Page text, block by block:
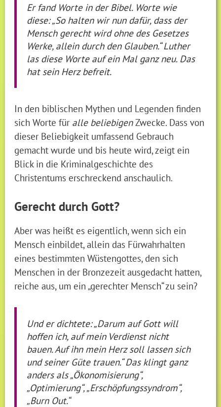
Er fand Worte in der Bibel. Worte wie
diese: „So halten wir nun dafür, dass der
Mensch gerecht wird ohne des Gesetzes
Werke, allein durch den Glauben.“ Luther
las diese Worte auf ein Mal ganz neu. Das
hat sein Herz befreit.
In den biblischen Mythen und Legenden finden
sich Worte für alle beliebigenZwecke. Dass von
dieser Beliebigkeit umfassend Gebrauch
gemacht wurde und bis heute wird, zeigt ein
Blick in die Kriminalgeschichte des
Christentums erschreckend anschaulich.
Gerecht durch Gott?
Aber was heißt es eigentlich, wenn sich ein
Mensch einbildet, allein das Fürwahrhalten
eines bestimmten Wüstengottes, den sich
Menschen in der Bronzezeit ausgedacht hatten,
reiche aus, um ein „gerechter Mensch“ zu sein?
Und er dichtete: „Darum auf Gott will
hoffen ich, auf mein Verdienst nicht
bauen. Auf ihn mein Herz soll lassen sich
und seiner Güte trauen.“ Das klingt ganz
anders als „Ökonomisierung“,
„Optimierung“, „Erschöpfungssyndrom“,
„Burn Out.“